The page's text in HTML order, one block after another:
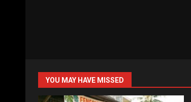
YOU MAY HAVE MISSED